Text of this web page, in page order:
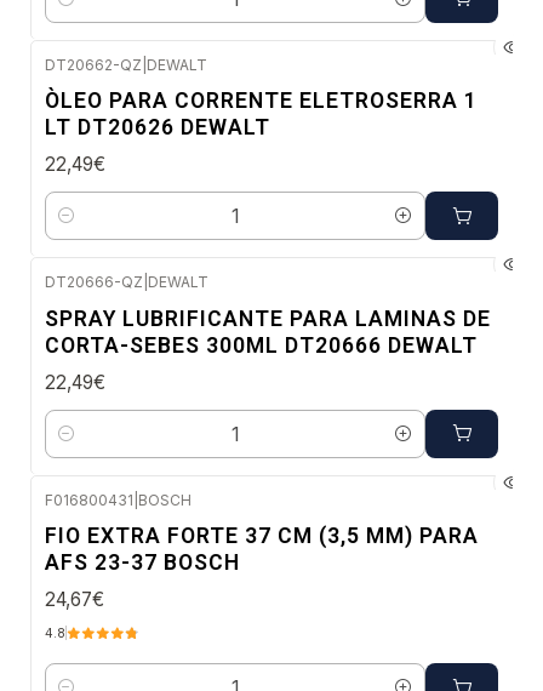
Quantidade
NOVO
DT20662-QZ DEWALT
ÒLEO PARA CORRENTE ELETROSERRA 1
LT DT20626 DEWALT
22,49€
Quantidade
NOVO
DT20666-QZ DEWALT
SPRAY LUBRIFICANTE PARA LAMINAS DE
CORTA-SEBES 300ML DT20666 DEWALT
22,49€
Quantidade
F016800431 BOSCH
FIO EXTRA FORTE 37 CM (3,5 MM) PARA
AFS 23-37 BOSCH
24,67€
4.8